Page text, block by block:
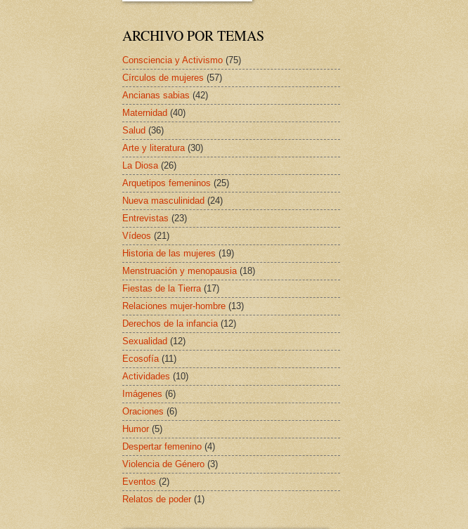
ARCHIVO POR TEMAS
Consciencia y Activismo (75)
Círculos de mujeres (57)
Ancianas sabias (42)
Maternidad (40)
Salud (36)
Arte y literatura (30)
La Diosa (26)
Arquetipos femeninos (25)
Nueva masculinidad (24)
Entrevistas (23)
Vídeos (21)
Historia de las mujeres (19)
Menstruación y menopausia (18)
Fiestas de la Tierra (17)
Relaciones mujer-hombre (13)
Derechos de la infancia (12)
Sexualidad (12)
Ecosofía (11)
Actividades (10)
Imágenes (6)
Oraciones (6)
Humor (5)
Despertar femenino (4)
Violencia de Género (3)
Eventos (2)
Relatos de poder (1)